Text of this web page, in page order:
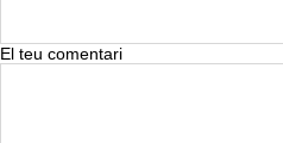
El teu comentari